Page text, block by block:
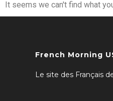
It seems we can't find what
French Morning
Le site des Français